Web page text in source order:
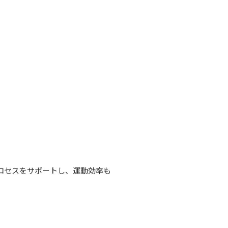
スをサポートし、運動効率も